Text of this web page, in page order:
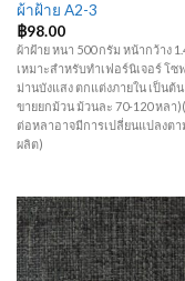
ผ้าฝ้าย A2-3
฿98.00
ผ้าฝ้าย หนา 500 กรัม หน้ากว้าง
เหมาะสำหรับทำเฟอร์นิเจอร์ โซ
ม่านบังแสง ตกแต่งภายใน เป็นต้น
ขายยกม้วน ม้วนละ 70-120 หลา
ต่อหลาอาจมีการเปลี่ยนแปลงต
ผลิต)